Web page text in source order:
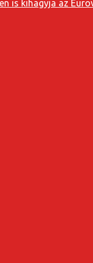
is kihagyja az